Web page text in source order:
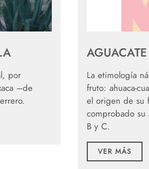
por
–de
AGUACATE
La etimología
fruto: ahuaca-
el origen de su
comprobado su
B y C.
VER MÁS